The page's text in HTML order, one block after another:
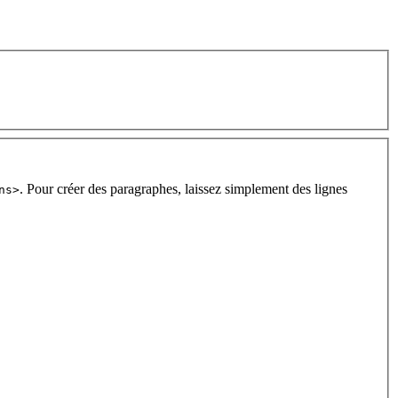
. Pour créer des paragraphes, laissez simplement des lignes